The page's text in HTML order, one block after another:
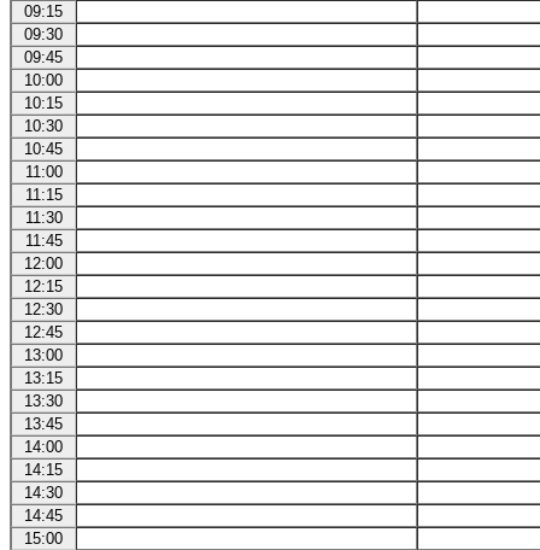
09:15
09:30
09:45
10:00
10:15
10:30
10:45
11:00
11:15
11:30
11:45
12:00
12:15
12:30
12:45
13:00
13:15
13:30
13:45
14:00
14:15
14:30
14:45
15:00